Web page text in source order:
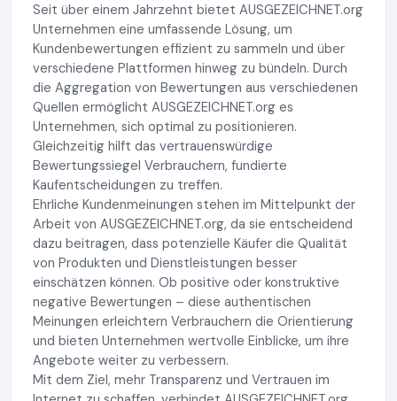
Seit über einem Jahrzehnt bietet AUSGEZEICHNET.org
Unternehmen eine umfassende Lösung, um
Kundenbewertungen effizient zu sammeln und über
verschiedene Plattformen hinweg zu bündeln. Durch
die Aggregation von Bewertungen aus verschiedenen
Quellen ermöglicht AUSGEZEICHNET.org es
Unternehmen, sich optimal zu positionieren.
Gleichzeitig hilft das vertrauenswürdige
Bewertungssiegel Verbrauchern, fundierte
Kaufentscheidungen zu treffen.
Ehrliche Kundenmeinungen stehen im Mittelpunkt der
Arbeit von AUSGEZEICHNET.org, da sie entscheidend
dazu beitragen, dass potenzielle Käufer die Qualität
von Produkten und Dienstleistungen besser
einschätzen können. Ob positive oder konstruktive
negative Bewertungen – diese authentischen
Meinungen erleichtern Verbrauchern die Orientierung
und bieten Unternehmen wertvolle Einblicke, um ihre
Angebote weiter zu verbessern.
Mit dem Ziel, mehr Transparenz und Vertrauen im